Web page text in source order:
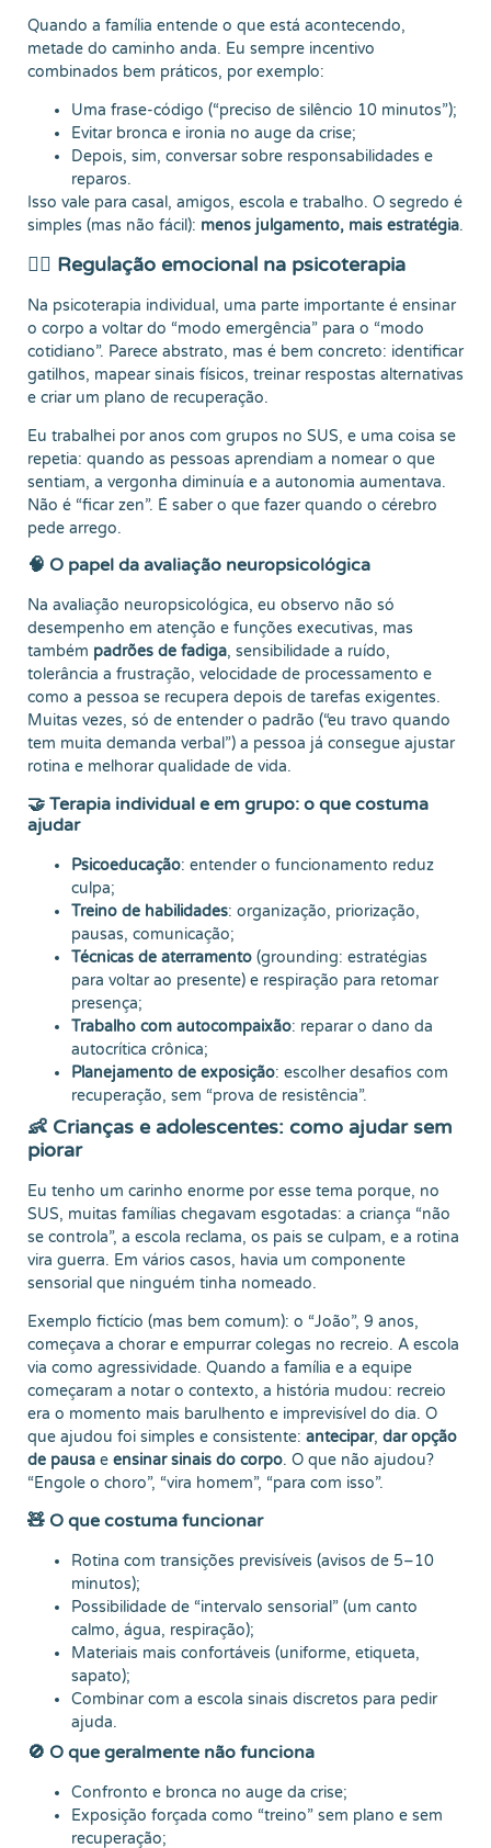
Quando a família entende o que está acontecendo,
metade do caminho anda. Eu sempre incentivo
combinados bem práticos, por exemplo:
Uma frase-código (“preciso de silêncio 10 minutos”);
Evitar bronca e ironia no auge da crise;
Depois, sim, conversar sobre responsabilidades e
reparos.
Isso vale para casal, amigos, escola e trabalho. O segredo é
simples (mas não fácil): menos julgamento, mais estratégia.
🧘‍♀️ Regulação emocional na psicoterapia
Na psicoterapia individual, uma parte importante é ensinar
o corpo a voltar do “modo emergência” para o “modo
cotidiano”. Parece abstrato, mas é bem concreto: identificar
gatilhos, mapear sinais físicos, treinar respostas alternativas
e criar um plano de recuperação.
Eu trabalhei por anos com grupos no SUS, e uma coisa se
repetia: quando as pessoas aprendiam a nomear o que
sentiam, a vergonha diminuía e a autonomia aumentava.
Não é “ficar zen”. É saber o que fazer quando o cérebro
pede arrego.
🧠 O papel da avaliação neuropsicológica
Na avaliação neuropsicológica, eu observo não só
desempenho em atenção e funções executivas, mas
também padrões de fadiga, sensibilidade a ruído,
tolerância a frustração, velocidade de processamento e
como a pessoa se recupera depois de tarefas exigentes.
Muitas vezes, só de entender o padrão (“eu travo quando
tem muita demanda verbal”) a pessoa já consegue ajustar
rotina e melhorar qualidade de vida.
🤝 Terapia individual e em grupo: o que costuma
ajudar
Psicoeducação: entender o funcionamento reduz
culpa;
Treino de habilidades: organização, priorização,
pausas, comunicação;
Técnicas de aterramento (grounding: estratégias
para voltar ao presente) e respiração para retomar
presença;
Trabalho com autocompaixão: reparar o dano da
autocrítica crônica;
Planejamento de exposição: escolher desafios com
recuperação, sem “prova de resistência”.
👶 Crianças e adolescentes: como ajudar sem
piorar
Eu tenho um carinho enorme por esse tema porque, no
SUS, muitas famílias chegavam esgotadas: a criança “não
se controla”, a escola reclama, os pais se culpam, e a rotina
vira guerra. Em vários casos, havia um componente
sensorial que ninguém tinha nomeado.
Exemplo fictício (mas bem comum): o “João”, 9 anos,
começava a chorar e empurrar colegas no recreio. A escola
via como agressividade. Quando a família e a equipe
começaram a notar o contexto, a história mudou: recreio
era o momento mais barulhento e imprevisível do dia. O
que ajudou foi simples e consistente: antecipar, dar opção
de pausa e ensinar sinais do corpo. O que não ajudou?
“Engole o choro”, “vira homem”, “para com isso”.
🧸 O que costuma funcionar
Rotina com transições previsíveis (avisos de 5–10
minutos);
Possibilidade de “intervalo sensorial” (um canto
calmo, água, respiração);
Materiais mais confortáveis (uniforme, etiqueta,
sapato);
Combinar com a escola sinais discretos para pedir
ajuda.
🚫 O que geralmente não funciona
Confronto e bronca no auge da crise;
Exposição forçada como “treino” sem plano e sem
recuperação;